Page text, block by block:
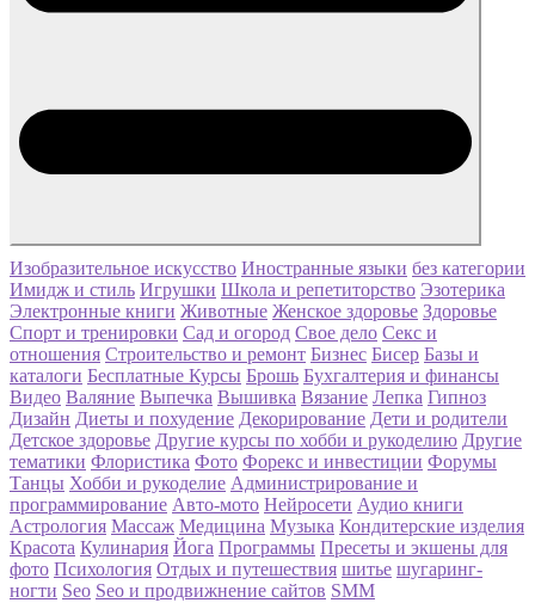
Изобразительное искусство Иностранные языки без категории
Имидж и стиль Игрушки Школа и репетиторство Эзотерика
Электронные книги Животные Женское здоровье Здоровье
Спорт и тренировки Сад и огород Свое дело Секс и
отношения Строительство и ремонт Бизнес Бисер Базы и
каталоги Бесплатные Курсы Брошь Бухгалтерия и финансы
Видео Валяние Выпечка Вышивка Вязание Лепка Гипноз
Дизайн Диеты и похудение Декорирование Дети и родители
Детское здоровье Другие курсы по хобби и рукоделию Другие
тематики Флористика Фото Форекс и инвестиции Форумы
Танцы Хобби и рукоделие Администрирование и
программирование Авто-мото Нейросети Аудио книги
Астрология Массаж Медицина Музыка Кондитерские изделия
Красота Кулинария Йога Программы Пресеты и экшены для
фото Психология Отдых и путешествия шитье шугаринг-
ногти Seo Seo и продвижнение сайтов SMM